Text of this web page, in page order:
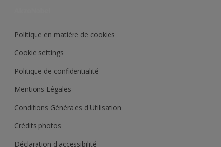
Politique en matière de cookies
Cookie settings
Politique de confidentialité
Mentions Légales
Conditions Générales d'Utilisation
Crédits photos
Déclaration d'accessibilité